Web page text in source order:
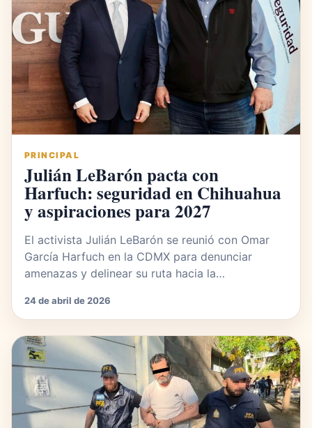
PRINCIPAL
Julián LeBarón pacta con
Harfuch: seguridad en Chihuahua
y aspiraciones para 2027
El activista Julián LeBarón se reunió con Omar
García Harfuch en la CDMX para denunciar
amenazas y delinear su ruta hacia la…
24 de abril de 2026